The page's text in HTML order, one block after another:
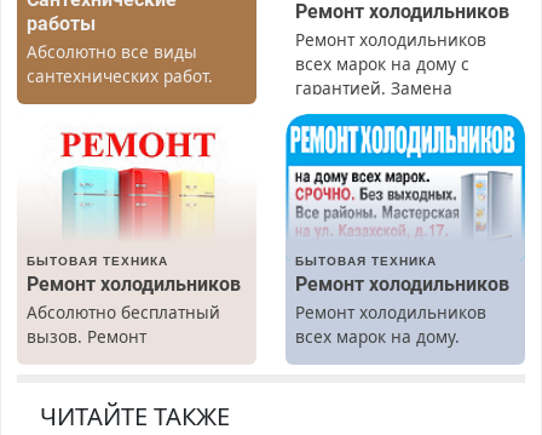
работы
Абсолютно все виды
сантехнических работ.
Быстро. Качественно.
Ремонт холодильников
Ремонт холодильников
всех марок на дому с
гарантией. Замена
резины. Качественно.
Недорого. Без выходных.
Все районы. Скидка.
Вызов бесплатный.
БЫТОВАЯ ТЕХНИКА
Ремонт холодильников
Абсолютно бесплатный
вызов. Ремонт
холодильников всех
гарантией. Все р-ны.
БЫТОВАЯ ТЕХНИКА
Ремонт холодильников
Ремонт холодильников
всех марок на дому.
ЧИТАЙТЕ ТАКЖЕ